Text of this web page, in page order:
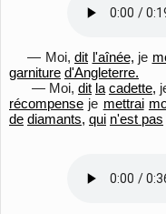
— Moi, dit l'aînée, je
garniture d'Angleterre.
— Moi, dit la cadette,
récompense je mettrai
de diamants, qui n'est pas